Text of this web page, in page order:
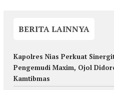
BERITA LAINNYA
Kapolres Nias Perkuat
Pengemudi Maxim, Ojol
Kamtibmas